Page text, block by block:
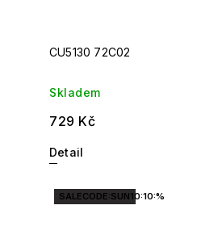
CU5130 72C02
Skladem
729 Kč
Detail
SALECODE:SUN10:10:%